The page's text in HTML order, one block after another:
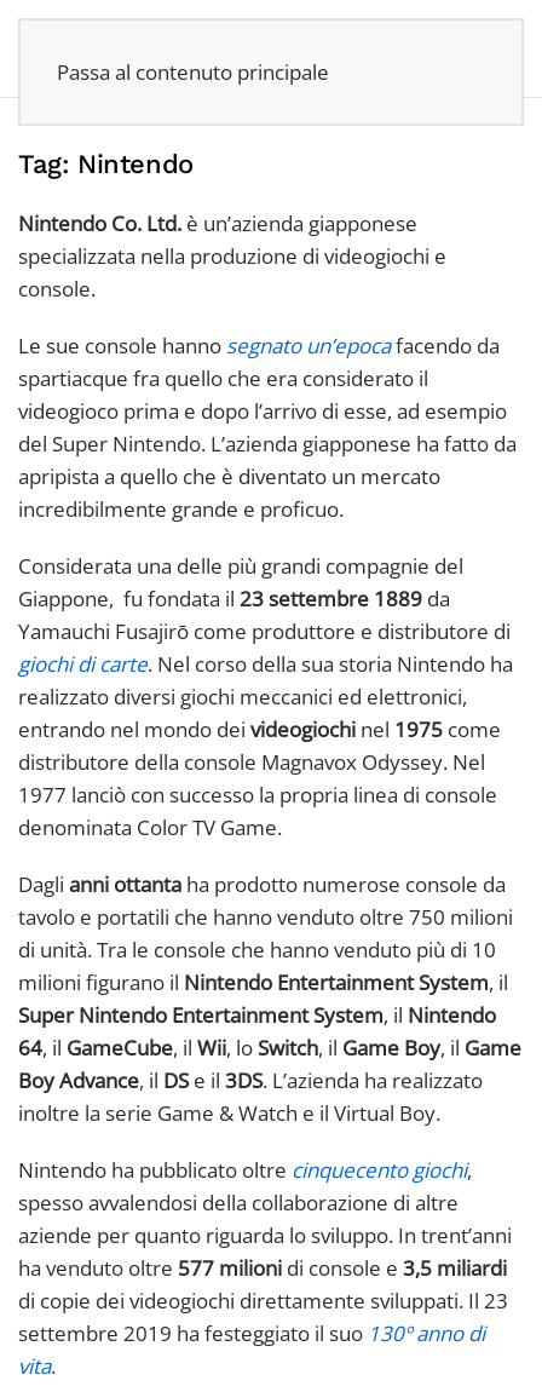
Passa al contenuto principale
Tag: Nintendo
Nintendo Co. Ltd. è un’azienda giapponese
specializzata nella produzione di videogiochi e
console.
Le sue console hanno segnato un’epocafacendo da
spartiacque fra quello che era considerato il
videogioco prima e dopo l’arrivo di esse, ad esempio
del Super Nintendo. L’azienda giapponese ha fatto da
apripista a quello che è diventato un mercato
incredibilmente grande e proficuo.
Considerata una delle più grandi compagnie del
Giappone, fu fondata il 23 settembre 1889 da
Yamauchi Fusajirō come produttore e distributore di
giochi di carte. Nel corso della sua storia Nintendo ha
realizzato diversi giochi meccanici ed elettronici,
entrando nel mondo dei videogiochi nel 1975 come
distributore della console Magnavox Odyssey. Nel
1977 lanciò con successo la propria linea di console
denominata Color TV Game.
Dagli anni ottanta ha prodotto numerose console da
tavolo e portatili che hanno venduto oltre 750 milioni
di unità. Tra le console che hanno venduto più di 10
milioni figurano il Nintendo Entertainment System, il
Super Nintendo Entertainment System, il Nintendo
64, il GameCube, il Wii, loSwitch, il Game Boy, il Game
Boy Advance, il DSe il 3DS. L’azienda ha realizzato
inoltre la serie Game & Watch e il Virtual Boy.
Nintendo ha pubblicato oltre cinquecento giochi,
spesso avvalendosi della collaborazione di altre
aziende per quanto riguarda lo sviluppo. In trent’anni
ha venduto oltre 577 milioni di console e 3,5 miliardi
di copie dei videogiochi direttamente sviluppati. Il 23
settembre 2019 ha festeggiato il suo 130º anno di
vita.